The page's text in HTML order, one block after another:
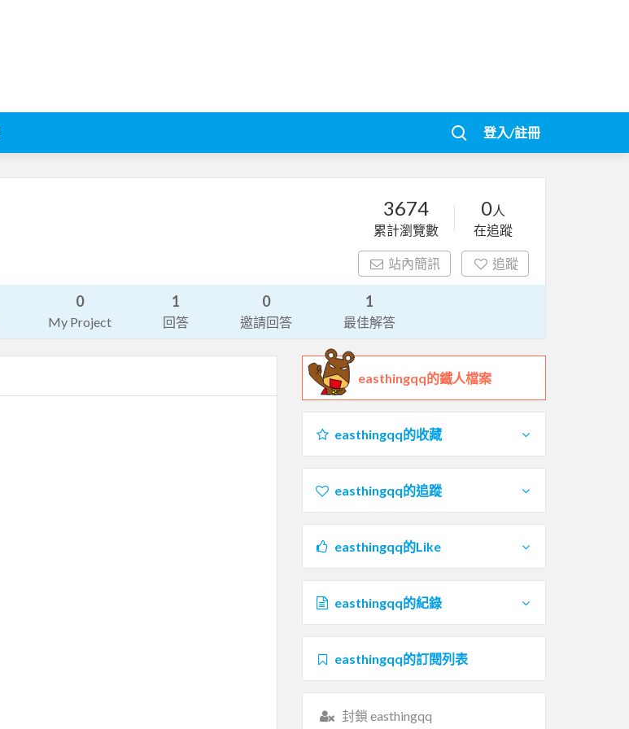
登入/註冊
3674
累計瀏覽數
0人
在追蹤
站內簡訊 追蹤
0
My Project
1
回答
0
邀請回答
1
最佳解答
easthingqq的鐵人檔案
easthingqq的收藏
easthingqq的追蹤
easthingqq的Like
easthingqq的紀錄
easthingqq的訂閱列表
封鎖 easthingqq